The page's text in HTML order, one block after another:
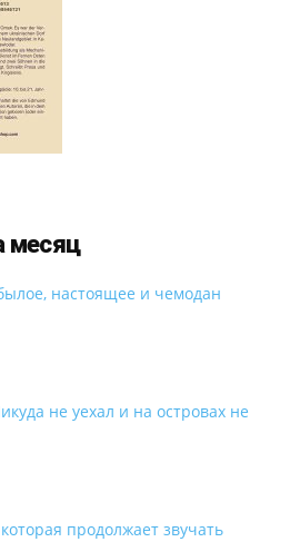
месяц
настоящее и чемодан
не уехал и на островах не
продолжает звучать